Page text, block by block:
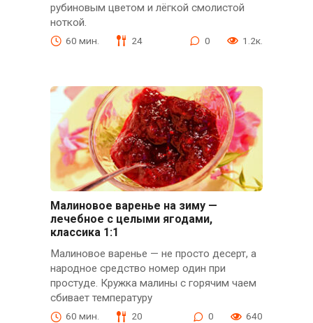
рубиновым цветом и лёгкой смолистой
ноткой.
60 мин. 24 0 1.2к.
Малиновое варенье на зиму —
лечебное с целыми ягодами,
классика 1:1
Малиновое варенье — не просто десерт, а
народное средство номер один при
простуде. Кружка малины с горячим чаем
сбивает температуру
60 мин. 20 0 640